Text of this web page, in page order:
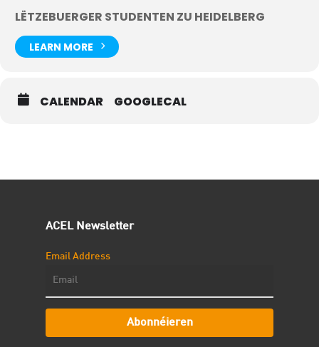
LËTZEBUERGER STUDENTEN ZU HEIDELBERG
LEARN MORE
CALENDAR GOOGLECAL
ACEL Newsletter
Email Address
Abonnéieren